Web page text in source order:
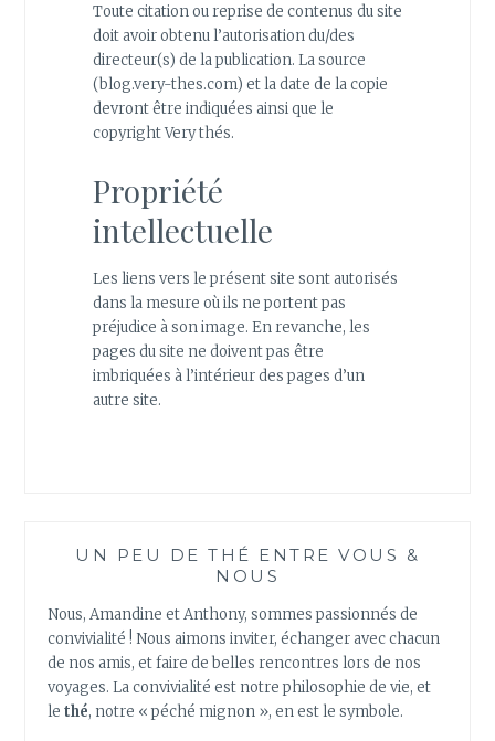
Toute citation ou reprise de contenus du site
doit avoir obtenu l’autorisation du/des
directeur(s) de la publication. La source
(blog.very-thes.com) et la date de la copie
devront être indiquées ainsi que le
copyright Very thés.
Propriété
intellectuelle
Les liens vers le présent site sont autorisés
dans la mesure où ils ne portent pas
préjudice à son image. En revanche, les
pages du site ne doivent pas être
imbriquées à l’intérieur des pages d’un
autre site.
UN PEU DE THÉ ENTRE VOUS &
NOUS
Nous, Amandine et Anthony, sommes passionnés de
convivialité ! Nous aimons inviter, échanger avec chacun
de nos amis, et faire de belles rencontres lors de nos
voyages. La convivialité est notre philosophie de vie, et
lethé, notre « péché mignon », en est le symbole.